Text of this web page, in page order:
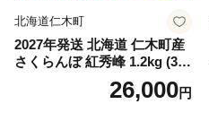
北海道仁木町
2027年発送 北海道 仁木町産
さくらんぼ 紅秀峰 1.2kg (300
g×4パック) Lサイズ以上 旬
桜桃 産地直送 サクランボ チ
26,000円